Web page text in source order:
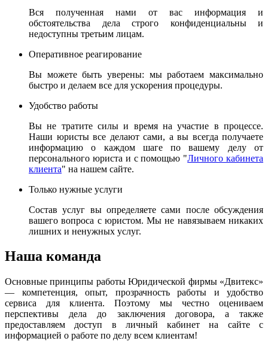
Вся полученная нами от вас информация и
обстоятельства дела строго конфиденциальны и
недоступны третьим лицам.
Оперативное реагирование
Вы можете быть уверены: мы работаем максимально
быстро и делаем все для ускорения процедуры.
Удобство работы
Вы не тратите силы и время на участие в процессе.
Наши юристы все делают сами, а вы всегда получаете
информацию о каждом шаге по вашему делу от
персонального юриста и с помощью "Личного кабинета
клиента" на нашем сайте.
Только нужные услуги
Состав услуг вы определяете сами после обсуждения
вашего вопроса с юристом. Мы не навязываем никаких
лишних и ненужных услуг.
Наша команда
Основные принципы работы Юридической фирмы «Двитекс»
— компетенция, опыт, прозрачность работы и удобство
сервиса для клиента. Поэтому мы честно оцениваем
перспективы дела до заключения договора, а также
предоставляем доступ в личный кабинет на сайте с
информацией о работе по делу всем клиентам!